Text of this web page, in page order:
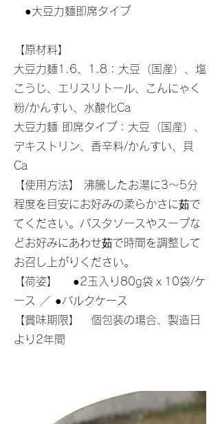
●大豆力麺即席タイプ
【原材料】
大豆力麺1.6、1.8：大豆（国産）、塩
こうじ、エリスリトール、こんにゃく
粉/かんすい、水酸化Ca
大豆力麺 即席タイプ：大豆（国産）、
デキストリン、香辛料/かんすい、貝
Ca
【使用方法】 沸騰したお湯に3～5分
程度を目安にお好みの柔らかさに茹で
てください。パスタソースやスープな
どお好みにあわせ茹で時間を調整して
お召し上がりください。
【荷姿】 ●2玉入り80g袋ｘ10袋/ケ
ース ／ ●バルクケース
【賞味期限】 個包装の場合、製造日
より2年間